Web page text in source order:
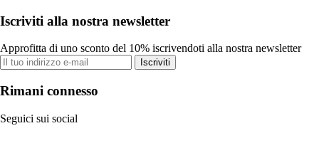
Iscriviti alla nostra newsletter
Approfitta di uno sconto del 10% iscrivendoti alla nostra newsletter
Iscriviti
Rimani connesso
Seguici sui social